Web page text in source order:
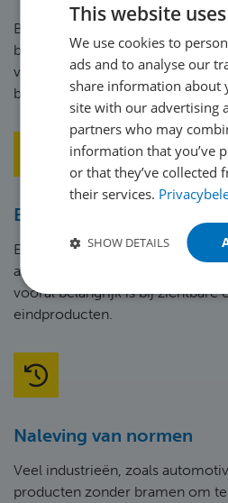
Bramen kunnen wrijving en
bewegende of aansluitende
voorkomt dit, verlengt de
betrouwbaarheid van het
Betere esthetiek
Een ontbraamd product ziet er
afgewerkt uit. Dit verhoogt de
vooral belangrijk is bij zichtbare
eindproducten.
Naleving van normen
Veel industrieën, zoals
producten zonder bramen om
This website
We use cookies to
ads and to analyse our
share information about
site with our advertising
partners who may
information that you’ve
or that they’ve collected
their services.
SHOW DETAILS